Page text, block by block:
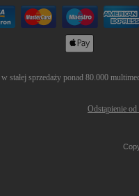
stałej sprzedaży ponad 80.000
Odstąpienie